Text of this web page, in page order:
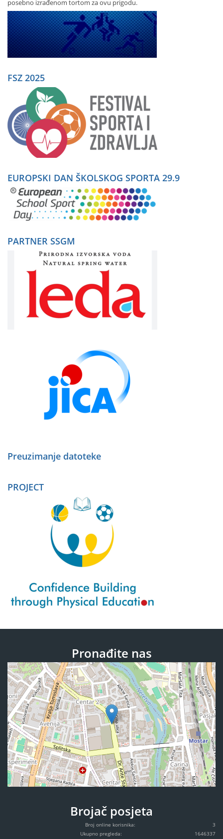
posebno izrađenom tortom za ovu prigodu.
FSZ 2025
EUROPSKI DAN ŠKOLSKOG SPORTA 29.9
PARTNER SSGM
Preuzimanje datoteke
PROJECT
Pronađite nas
Brojač posjeta
Broj online korisnika:
3
Ukupno pregleda:
1646337